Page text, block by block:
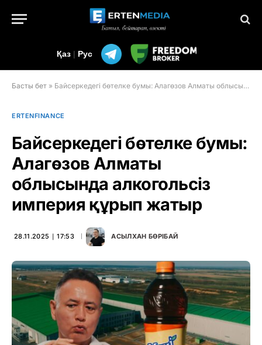
Қаз | Рус
Басты бет » Байсеркедегі бөтелке бумы: Алагөзов Алматы облысында алкогольсіз империя құрып жатыр
ERTENFINANCE
Байсеркедегі бөтелке бумы:
Алагөзов Алматы
облысында алкогольсіз
империя құрып жатыр
28.11.2025 ∣ 17:53 АСЫЛХАН БӨРІБАЙ